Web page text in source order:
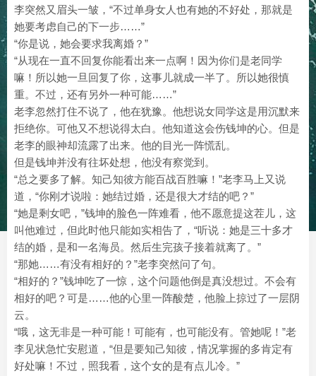
李突然又眉头一皱，“不过单身女人也有她的不好处，那就是
她要考虑自己的下一步……”
“你是说，她会要求我离婚？”
“从现在一直不回复你能看出来一点啊！因为你们是老同学
嘛！所以她一旦回复了你，这事儿就成一半了。所以她很慎
重。不过，还有另外一种可能……”
老李忽然打住不说了，他在犹豫。他想说女同学这是用沉默来
拒绝你。可他又不想说得太白。他知道这会伤钱坤的心。但是
老李的眼神却流露了出来。他的目光一阵慌乱。
但是钱坤并没有往坏处想，他没有察觉到。
“总之要多了解。知己知彼方能百战百胜嘛！”老李马上又说
道，“你刚才说啦：她结过婚，还是很大才结的吧？”
“她是剩女吧，”钱坤的脸色一阵难看，他不愿意提这茬儿，这
叫他难过，但此时他只能如实相告了，“听说：她是三十多才
结的婚，是和一名海员。然后生完孩子接着就离了。”
“那她……有没有相好的？”老李突然问了句。
“相好的？”钱坤吃了一惊，这个问题他倒是真没想过。不会有
相好的吧？可是……他的心里一阵酸楚，他脸上掠过了一层阴
云。
“哦，这无非是一种可能！可能有，也可能没有。管她呢！”老
李见状急忙安慰道，“但是要知己知彼，情况掌握的多肯定有
好处嘛！不过，照我看，这个女的是有点儿冷。”